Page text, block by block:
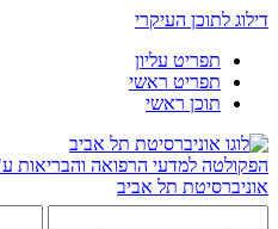
דילוג לתוכן העיקרי
תפריט עליון
תפריט ראשי
תוכן ראשי
הפקולטה למדעי הרפואה והבריאות
אוניברסיטת תל אביב